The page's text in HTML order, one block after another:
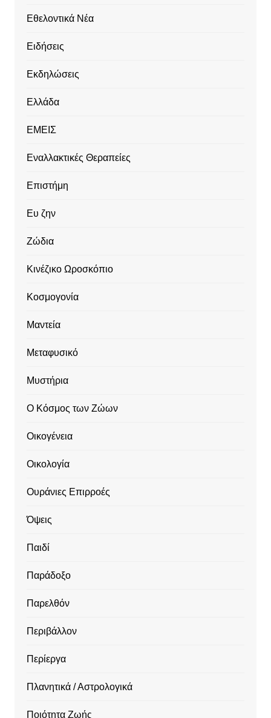
Εθελοντικά Νέα
Ειδήσεις
Εκδηλώσεις
Ελλάδα
ΕΜΕΙΣ
Εναλλακτικές Θεραπείες
Επιστήμη
Ευ ζην
Ζώδια
Κινέζικο Ωροσκόπιο
Κοσμογονία
Μαντεία
Μεταφυσικό
Μυστήρια
Ο Κόσμος των Ζώων
Οικογένεια
Οικολογία
Ουράνιες Επιρροές
Όψεις
Παιδί
Παράδοξο
Παρελθόν
Περιβάλλον
Περίεργα
Πλανητικά / Αστρολογικά
Ποιότητα Ζωής